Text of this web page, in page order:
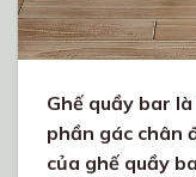
Ghế quầy bar
phần gác chân
của ghế quầy